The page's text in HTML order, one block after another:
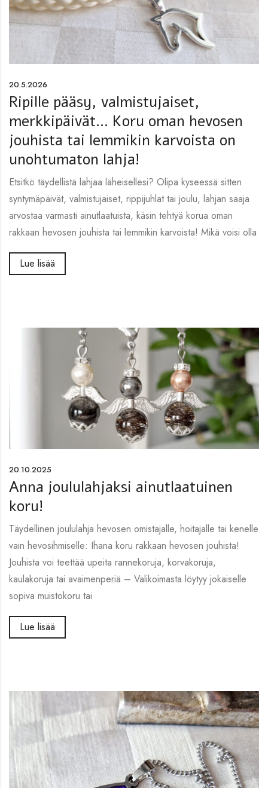
20.5.2026
Ripille pääsy, valmistujaiset,
merkkipäivät… Koru oman hevosen
jouhista tai lemmikin karvoista on
unohtumaton lahja!
Etsitkö täydellistä lahjaa läheisellesi? Olipa kyseessä sitten
syntymäpäivät, valmistujaiset, rippijuhlat tai joulu, lahjan saaja
arvostaa varmasti ainutlaatuista, käsin tehtyä korua oman
rakkaan hevosen jouhista tai lemmikin karvoista! Mikä voisi olla
Lue lisää
20.10.2025
Anna joululahjaksi ainutlaatuinen
koru!
Täydellinen joululahja hevosen omistajalle, hoitajalle tai kenelle
vain hevosihmiselle: Ihana koru rakkaan hevosen jouhista!
Jouhista voi teettää upeita rannekoruja, korvakoruja,
kaulakoruja tai avaimenperiä – Valikoimasta löytyy jokaiselle
sopiva muistokoru tai
Lue lisää